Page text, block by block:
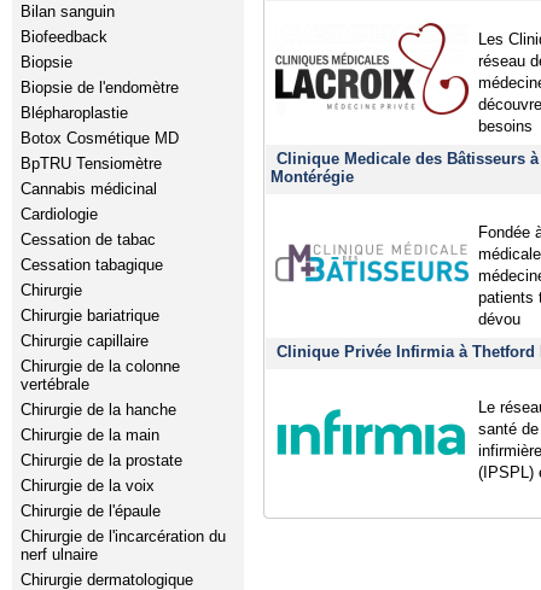
Bilan sanguin
Biofeedback
Biopsie
Biopsie de l'endomètre
Blépharoplastie
Botox Cosmétique MD
BpTRU Tensiomètre
Cannabis médicinal
Cardiologie
Cessation de tabac
Cessation tabagique
Chirurgie
Chirurgie bariatrique
Chirurgie capillaire
Chirurgie de la colonne
vertébrale
Chirurgie de la hanche
Chirurgie de la main
Chirurgie de la prostate
Chirurgie de la voix
Chirurgie de l'épaule
Chirurgie de l'incarcération du
nerf ulnaire
Chirurgie dermatologique
Les
réseau
besoins
Clinique Medicale des Bâtisseurs
Montérégie
Fondée
patients
dévou
Clinique Privée Infirmia à Thetford
Le
santé
(IPSPL)